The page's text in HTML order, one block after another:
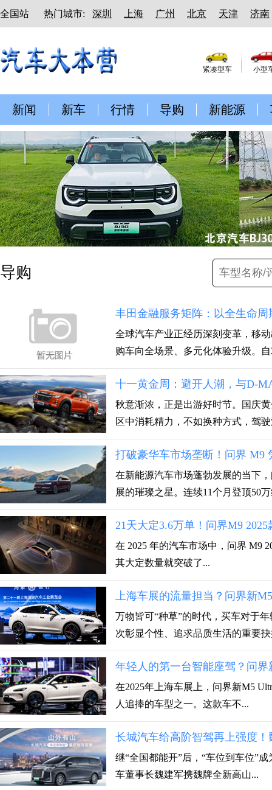
全国站 热门城市: 深圳 上海 广州 北京 天津 济南
紧凑型车 小型
新闻 新车 行情 导购 新能源
导购
丰田金融服务矩阵：以全生命
全球汽车产业正经历深刻变革，移
购车向全场景、多元化体验升级。自
十一黄金周：避开人潮，与D-
秋意渐浓，正是出游好时节。国庆
区中消耗精力，不如换种方式，驾
打破豪华车市场垄断！问界 M9
在新能源汽车市场蓬勃发展的当下
展的璀璨之星。连续11个月登顶50
21天大定3.6万单！问界M9
在 2025 年的汽车市场中，问界 M9
其大定数量就突破了...
上海车展的流量担当？问界新
万物皆可“种草”的时代，买车对于
次彰显个性、追求品质生活的重要
年轻人的第一台智能座驾？问
在2025年上海车展上，问界新M5
人追捧的车型之一。这款车不...
长城汽车给高阶智驾再上强度
继“全国都能开”后，“车位到车位”
车董事长魏建军携魏牌全新高山...